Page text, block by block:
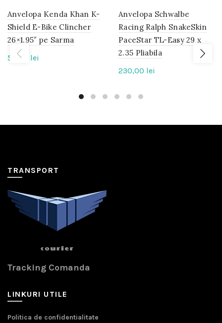
IN
STOC
Anvelopa Kenda Khan K-
Shield E-Bike Clincher
26×1.95″ pe Sarma
55,00 lei
IN
STOC
Anvelopa Schwalbe
Racing Ralph SnakeSkin
PaceStar TL-Easy 29 x
2.35 Pliabila
230,00 lei
TRANSPORT
Tracking Comanda
LINKURI UTILE
Politica de confidentialitate